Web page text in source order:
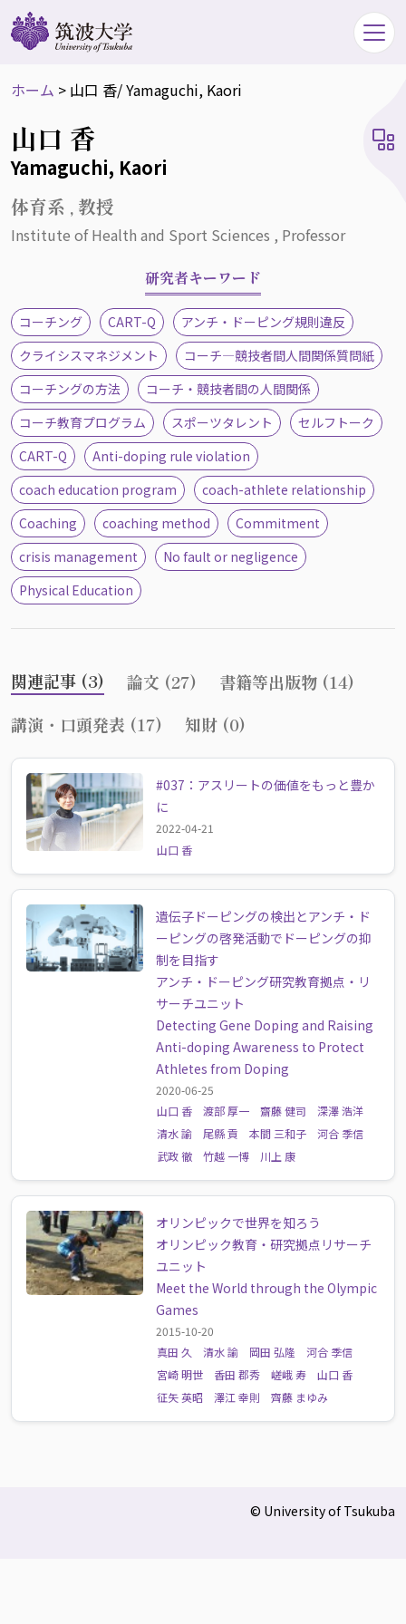
ホーム > 山口 香/ Yamaguchi, Kaori
山口 香
Yamaguchi, Kaori
体育系 , 教授
Institute of Health and Sport Sciences , Professor
研究者キーワード
コーチング CART-Q
アンチ・ドーピング規則違反
クライシスマネジメント
コーチ―競技者間人間関係質問紙
コーチングの方法
コーチ・競技者間の人間関係
コーチ教育プログラム
スポーツタレント
セルフトーク
CART-Q
Anti-doping rule violation
coach education program
coach-athlete relationship
Coaching
coaching method
Commitment
crisis management
No fault or negligence
Physical Education
関連記事 (3) 論文 (27)
書籍等出版物 (14)
講演・口頭発表 (17)
知財 (0)
#037：アスリートの価値をもっと豊か
に
2022-04-21
山口 香
遺伝子ドーピングの検出とアンチ・ド
ーピングの啓発活動でドーピングの抑
制を目指す
アンチ・ドーピング研究教育拠点・リ
サーチユニット
Detecting Gene Doping and Raising
Anti-doping Awareness to Protect
Athletes from Doping
2020-06-25
山口 香
渡部 厚一 齋藤 健司
深澤 浩洋
清水 諭
尾縣 貢 本間 三和子
河合 季信
武政 徹
竹越 一博 川上 康
オリンピックで世界を知ろう
オリンピック教育・研究拠点リサーチ
ユニット
Meet the World through the Olympic
Games
2015-10-20
真田 久
清水 諭 岡田 弘隆
河合 季信
宮崎 明世
香田 郡秀 嵯峨 寿
山口 香
征矢 英昭
澤江 幸則 齊藤 まゆみ
© University of Tsukuba